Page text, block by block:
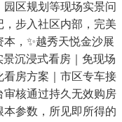
区规划等现场实景问
步入社区内部，完美
，✨越秀天悦金沙展
沉浸式看房｜免现场
房方案｜市区专车接
核通过持久无效购房
参数，所见即所得的